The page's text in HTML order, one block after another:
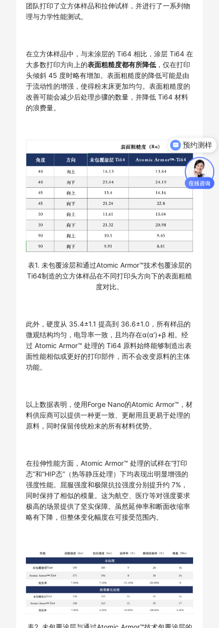
团队打印了立方体样品和拉伸试样，并进行了一系列物
理与力学性能测试。
在立方体样品中，与未涂层的 Ti64 相比，涂层 Ti64 在
大多数打印方向上的表面粗糙度都有所降低，仅在打印
头倾斜 45 度时略有增加。表面粗糙度的降低可能是由
于流动性的增强，使得粉末床更加均匀。表面粗糙度的
改善可能会减少后处理步骤的数量，并降低 Ti64 材料
的浪费量。
表1. 未包覆涂层和通过Atomic Armor™技术包覆涂层的
Ti64制造的立方体样品在不同打印头方向下的表面粗糙
度对比。
此外，硬度从 35.4±1.1 提高到 36.6±1.0，所有样品的
微观结构均匀，电导率一致，且均存在α(α’)+β 相。经
过 Atomic Armor™ 处理的 Ti64 原料始终能够制造出表
面性能相似或更好的打印部件，而不会改变原料的主体
功能。
以上数据表明，使用Forge Nano的Atomic Armor™，材
料供应商可以提供一种更一致、更耐用且更易于处理的
原料，同时保留传统粉末的所有材料优势。
在拉伸性能方面，Atomic Armor™ 处理的试样在“打印
态”和“HIP态”（热等静压处理）下均表现出明显增强的
强度性能。屈服强度和极限抗拉强度分别提升约 7%，
同时保持了相似的模量。这为航空、医疗等对强度要求
极高的场景提供了坚实保障。虽然延伸率和断面收缩率
略有下降，但整体变化幅度在可接受范围内。
预约测样